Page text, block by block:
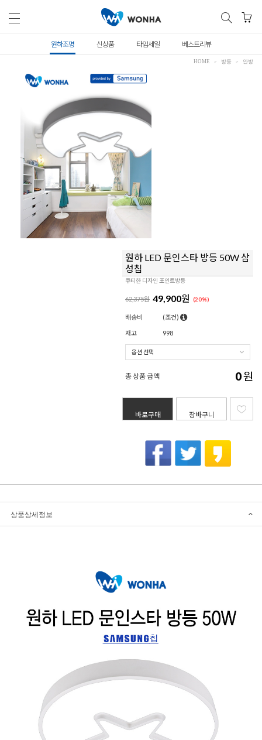
원하조명 신상품 타임세일 베스트리뷰
HOME 방등 안방
원하 LED 문인스타 방등 50W 삼
성칩
큐티한 디자인 포인트방등
62,375원 49,900원 (20%)
배송비 (조건)
재고 998
총 상품 금액 0원
바로구매 장바구니
상품상세정보